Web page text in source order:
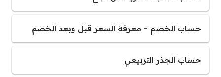
حساب الخصم – معرفة السعر قبل وبعد الخصم
حساب الجذر التربيعي